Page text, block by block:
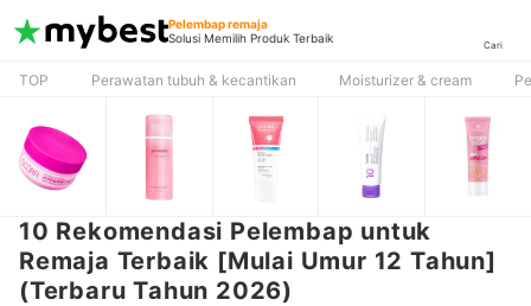
Pelembap remaja
Solusi Memilih Produk Terbaik
Cari
TOP Perawatan tubuh & kecantikan Moisturizer & cream
10 Rekomendasi Pelembap untuk
Remaja Terbaik [Mulai Umur 12 Tahun]
(Terbaru Tahun 2026)